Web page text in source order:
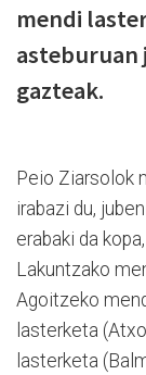
mendi
asteburuan
gazteak.
Peio Ziarsolok
irabazi du,
erabaki da
Lakuntzako
Agoitzeko
lasterketa
lasterketa